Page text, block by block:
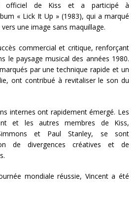
officiel de Kiss et a participé à
« Lick It Up » (1983), qui a marqué
une image sans maquillage.
commercial et critique, renforçant
le paysage musical des années 1980.
par une technique rapide et un
ont contribué à revitaliser le son du
internes ont rapidement émergé. Les
et les autres membres de Kiss,
et Paul Stanley, se sont
de divergences créatives et de
mondiale réussie, Vincent a été